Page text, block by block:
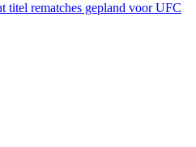
titel rematches gepland voor UFC